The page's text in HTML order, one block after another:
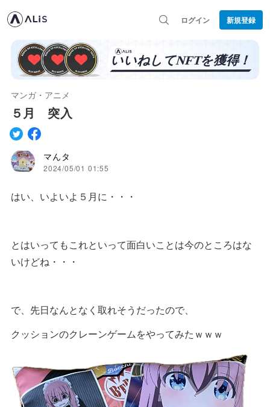
ログイン 新規登録
マンガ・アニメ
５月 突入
マんタ
2024/05/01 01:55
はい、いよいよ５月に・・・
とはいってもこれといって面白いことは今のところはな
いけどね・・・
で、先日なんとなく取れそうだったので、
クッションのクレーンゲームをやってみたｗｗｗ